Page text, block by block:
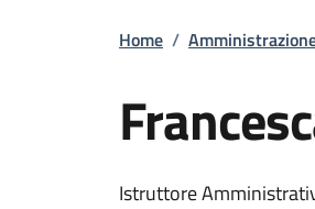
Home /
Istruttore